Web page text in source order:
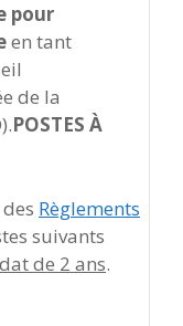
pour
en tant
de la
POSTES À
Règlements
suivants
de 2 ans.